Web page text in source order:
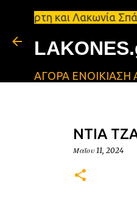
Λακωνία Σπάρτη
ΑΓΟΡΑ ΕΝΟΙΚΙΑΣΗ
ΝΤΙΑ
Μαΐου 11, 2024